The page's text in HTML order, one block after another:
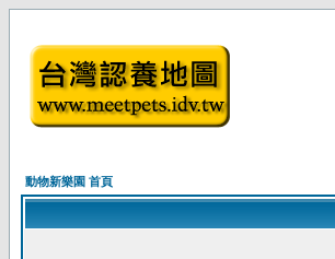
動物新樂園 首頁